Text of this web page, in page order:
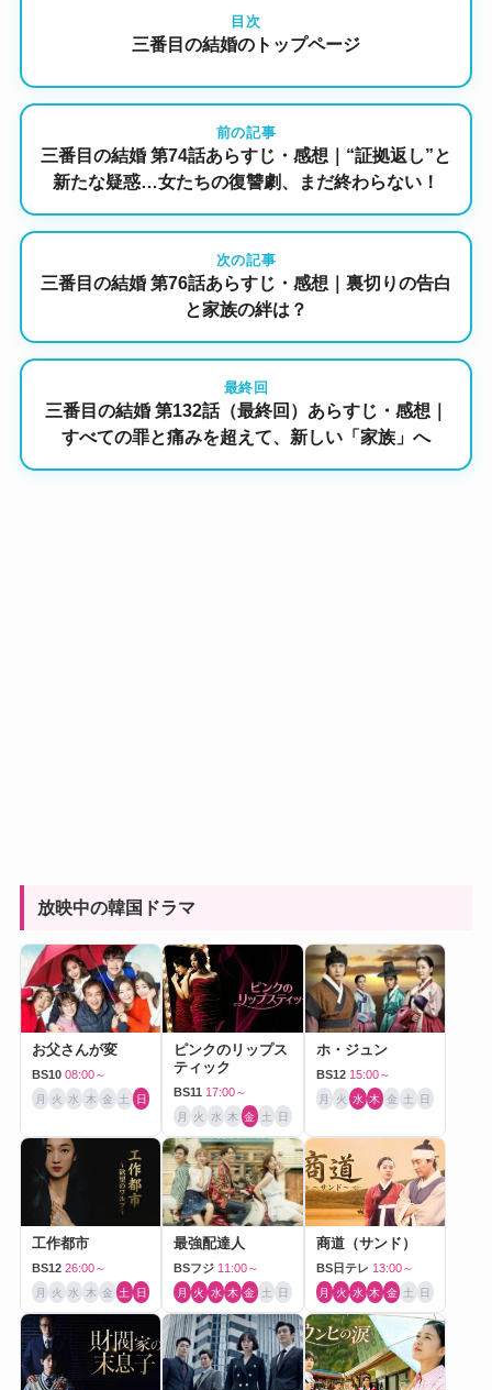
目次
三番目の結婚のトップページ
前の記事
三番目の結婚 第74話あらすじ・感想｜“証拠返し”と
新たな疑惑…女たちの復讐劇、まだ終わらない！
次の記事
三番目の結婚 第76話あらすじ・感想｜裏切りの告白
と家族の絆は？
最終回
三番目の結婚 第132話（最終回）あらすじ・感想｜
すべての罪と痛みを超えて、新しい「家族」へ
放映中の韓国ドラマ
お父さんが変
BS10 08:00～
月 火 水 木 金 土 日
ピンクのリップス
ティック
BS11 17:00～
月 火 水 木 金 土 日
ホ・ジュン
BS12 15:00～
月 火 水 木 金 土 日
工作都市
BS12 26:00～
月 火 水 木 金 土 日
最強配達人
BSフジ 11:00～
月 火 水 木 金 土 日
商道（サンド）
BS日テレ 13:00～
月 火 水 木 金 土 日